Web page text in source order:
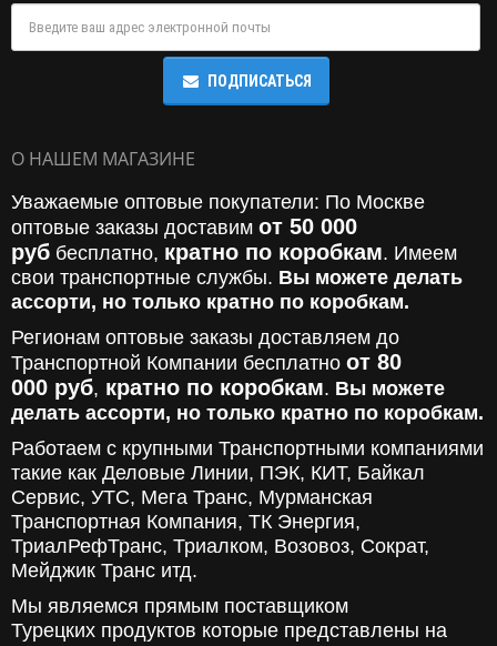
ПОДПИСАТЬСЯ
О НАШЕМ МАГАЗИНЕ
Уважаемые оптовые покупатели: По Москве
оптовые заказы доставим от 50 000
руб бесплатно, кратно по коробкам. Имеем
свои транспортные службы. Вы можете делать
ассорти, но только кратно по коробкам.
Регионам оптовые заказы доставляем до
Транспортной Компании бесплатно от 80
000 руб, кратно по коробкам. Вы можете
делать ассорти, но только кратно по коробкам.
Работаем с крупными Транспортными компаниями
такие как Деловые Линии, ПЭК, КИТ, Байкал
Сервис, УТС, Мега Транс, Мурманская
Транспортная Компания, ТК Энергия,
ТриалРефТранс, Триалком, Возовоз, Сократ,
Мейджик Транс итд.
Мы являемся прямым поставщиком
Турецких продуктов которые представлены на